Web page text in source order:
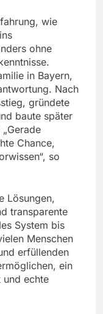
wie
ohne
in Bayern,
Nach
gründete
baute später
Chance,
so
Lösungen,
transparente
System bis
Menschen
erfüllenden
ein
und echte